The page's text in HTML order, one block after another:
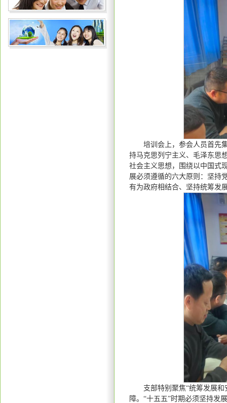
培训会上，参会人员首先
持马克思列宁主义、毛泽东思
社会主义思想，围绕以中国式
展必须遵循的六大原则：坚持
有为政府相结合、坚持统筹发
支部特别聚焦“统筹发展
障。“十五五”时期必须坚持发